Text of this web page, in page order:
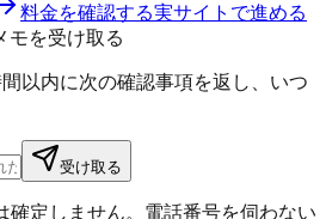
料金を確認する実サイトで進める
モを受け取る
以内に次の確認事項を返し、いつ
受け取る
確定しません。電話番号を伺わない